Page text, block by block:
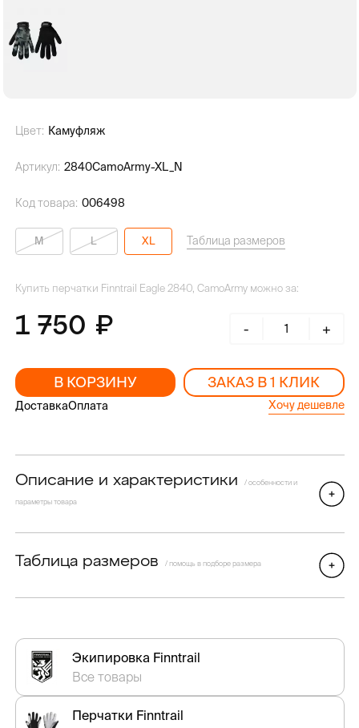
Цвет: Камуфляж
Артикул: 2840CamoArmy-XL_N
Код товара: 006498
M L XL Таблица размеров
Купить перчатки Finntrail Eagle 2840, CamoArmy можно за:
1 750 - +
В КОРЗИНУ ЗАКАЗ В 1 КЛИК
ДоставкаОплата Хочу дешевле
Описание и характеристики / особенности и
параметры товара
Таблица размеров / помощь в подборе размера
Экипировка Finntrail
Все товары
Перчатки Finntrail